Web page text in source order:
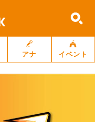
アナ イベント